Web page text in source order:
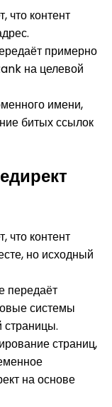
что контент
примерно
на целевой
имени,
битых ссылок
что контент
но исходный
передаёт
системы
страниц,
на основе